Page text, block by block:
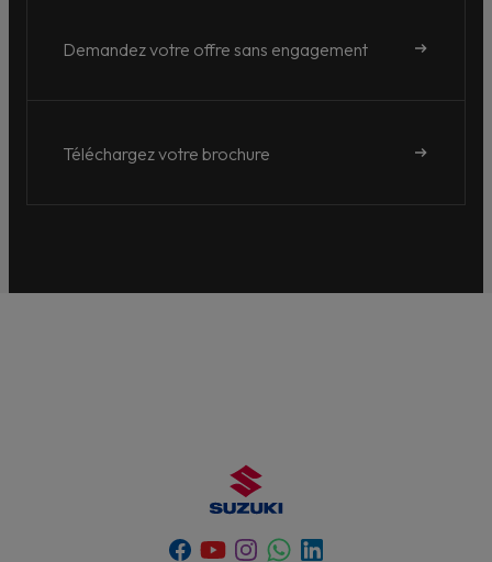
Demandez votre offre sans engagement
Téléchargez votre brochure
Facebook
YoutubeInstagram
Whatsapp
Linkedin